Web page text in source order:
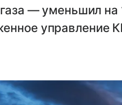
— уменьшил на
управление